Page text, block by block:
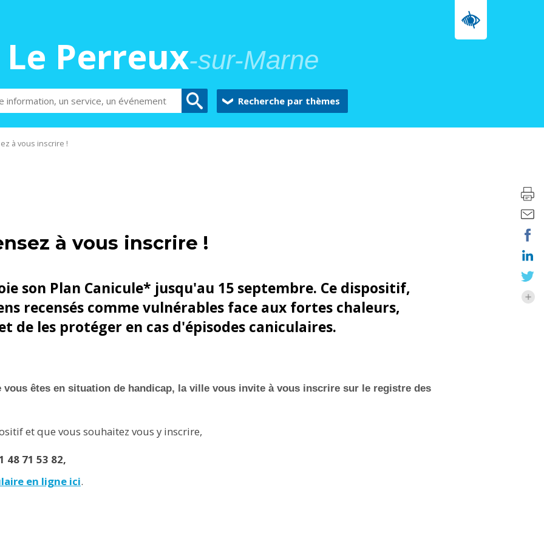
Le Perreux-sur-Marne
Recherche par thèmes
à vous inscrire !
à vous inscrire !
son Plan Canicule* jusqu'au 15 septembre. Ce dispositif,
recensés comme vulnérables face aux fortes chaleurs,
de les protéger en cas d'épisodes caniculaires.
vous êtes en situation de handicap, la ville vous invite à vous inscrire sur le registre des
et que vous souhaitez vous y inscrire,
48 71 53 82,
en ligne ici.